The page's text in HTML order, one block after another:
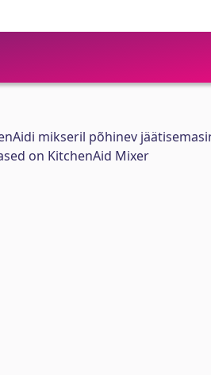
mikseril põhinev
on KitchenAid Mixer